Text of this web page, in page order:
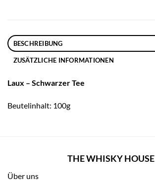
BESCHREIBUNG
ZUSÄTZLICHE INFORMATIONEN
Laux – Schwarzer Tee
Beutelinhalt: 100g
THE WHISKY HOUSE
Über uns